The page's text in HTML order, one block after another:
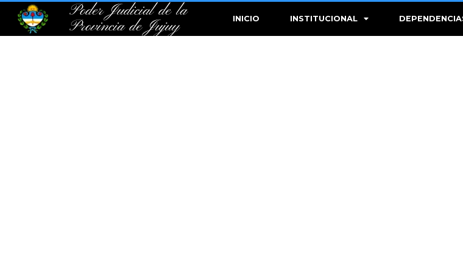
Poder Judicial de la
Provincia de Jujuy
INICIO INSTITUCIONAL